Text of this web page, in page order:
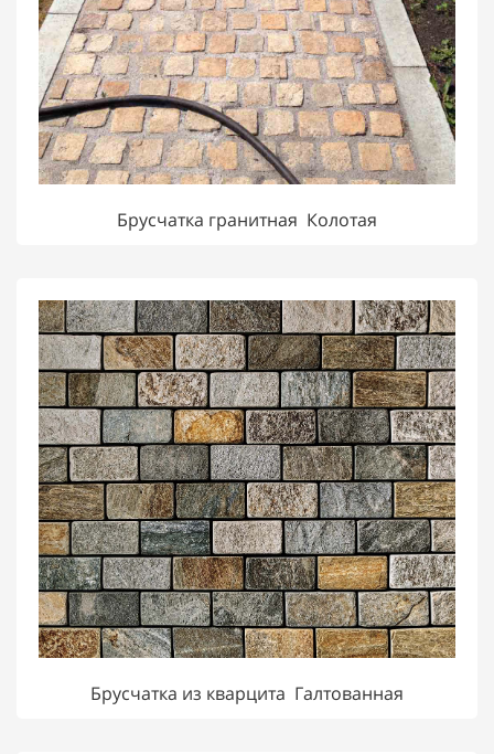
Брусчатка гранитная Колотая
Брусчатка из кварцита Галтованная